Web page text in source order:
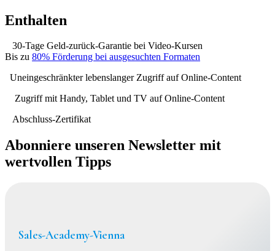
Enthalten
30-Tage Geld-zurück-Garantie bei Video-Kursen
Bis zu 80% Förderung bei ausgesuchten Formaten
Uneingeschränkter lebenslanger Zugriff auf Online-Content
Zugriff mit Handy, Tablet und TV auf Online-Content
Abschluss-Zertifikat
Abonniere unseren Newsletter mit
wertvollen Tipps
Sales-Academy-Vienna